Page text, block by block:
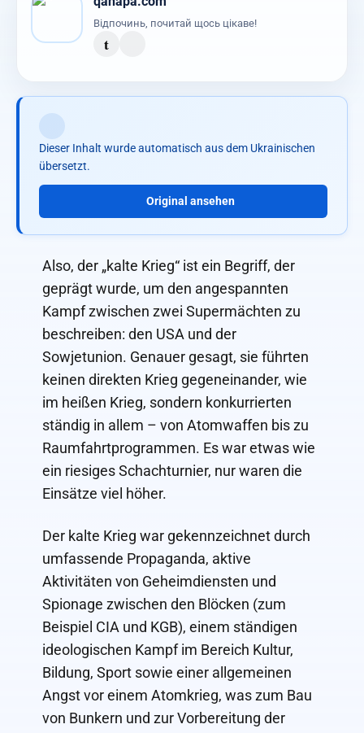
Відпочинь, почитай щось цікаве!
t
Dieser Inhalt wurde automatisch aus dem Ukrainischen
übersetzt.
Original ansehen
Also, der „kalte Krieg“ ist ein Begriff, der
geprägt wurde, um den angespannten
Kampf zwischen zwei Supermächten zu
beschreiben: den USA und der
Sowjetunion. Genauer gesagt, sie führten
keinen direkten Krieg gegeneinander, wie
im heißen Krieg, sondern konkurrierten
ständig in allem – von Atomwaffen bis zu
Raumfahrtprogrammen. Es war etwas wie
ein riesiges Schachturnier, nur waren die
Einsätze viel höher.
Der kalte Krieg war gekennzeichnet durch
umfassende Propaganda, aktive
Aktivitäten von Geheimdiensten und
Spionage zwischen den Blöcken (zum
Beispiel CIA und KGB), einem ständigen
ideologischen Kampf im Bereich Kultur,
Bildung, Sport sowie einer allgemeinen
Angst vor einem Atomkrieg, was zum Bau
von Bunkern und zur Vorbereitung der